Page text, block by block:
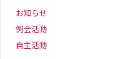
お知らせ
例会活動
自主活動